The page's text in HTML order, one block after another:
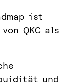
ist
QKC als
und